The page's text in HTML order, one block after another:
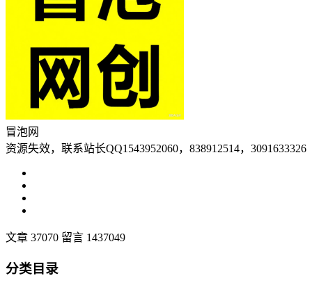
冒泡网
资源失效，联系站长QQ1543952060，838912514，3091633326
文章 37070 留言 1437049
分类目录